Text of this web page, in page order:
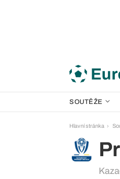
SOUTĚŽE
Hlavní stránka